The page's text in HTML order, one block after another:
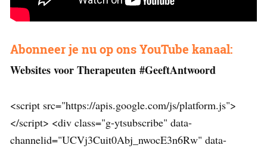
Abonneer je nu op ons YouTube kanaal:
Websites voor Therapeuten #GeeftAntwoord
<script src="https://apis.google.com/js/platform.js">
</script> <div class="g-ytsubscribe" data-
channelid="UCVj3Cuit0Abj_nwocE3n6Rw" data-